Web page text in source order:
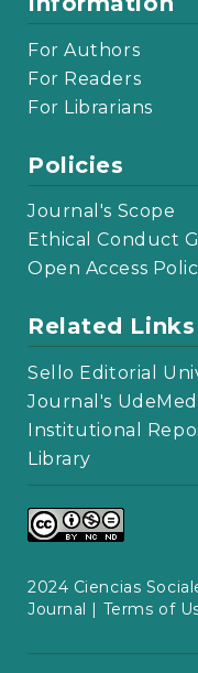
For Authors
For Readers
For Librarians
Policies
Journal's Scope
Ethical Conduct
Open Access
Related Links
Sello Editorial
Journal's
Institutional
Library
2024 Ciencias
Journal | Terms of